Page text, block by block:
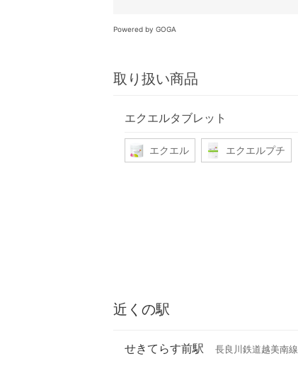
Powered by GOGA
取り扱い商品
エクエルタブレット
エクエル エクエルプチ
近くの駅
せきてらす前駅 長良川鉄道越美南線